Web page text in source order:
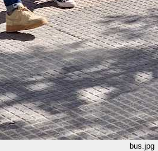
bus.jpg